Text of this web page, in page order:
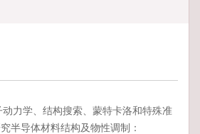
力学、结构搜索、蒙特卡洛和特殊准
半导体材料结构及物性调制：